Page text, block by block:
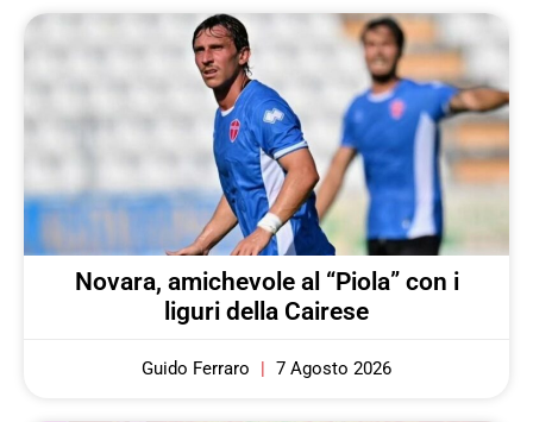
Novara, amichevole al “Piola” con i
liguri della Cairese
Guido Ferraro 7 Agosto 2026